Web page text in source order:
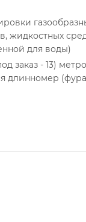
жидкостных
для воды)
заказ - 13)
длинномер